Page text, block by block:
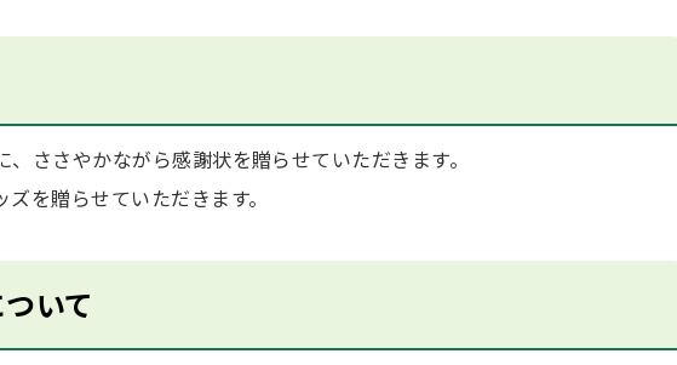
ささやかながら感謝状を贈らせていただきます。
を贈らせていただきます。
いて